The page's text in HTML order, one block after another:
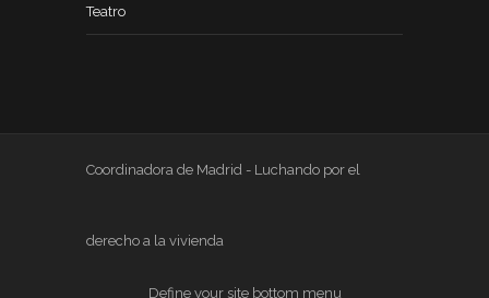
Teatro
Coordinadora de Madrid - Luchando por el
derecho a la vivienda
Define your site bottom menu